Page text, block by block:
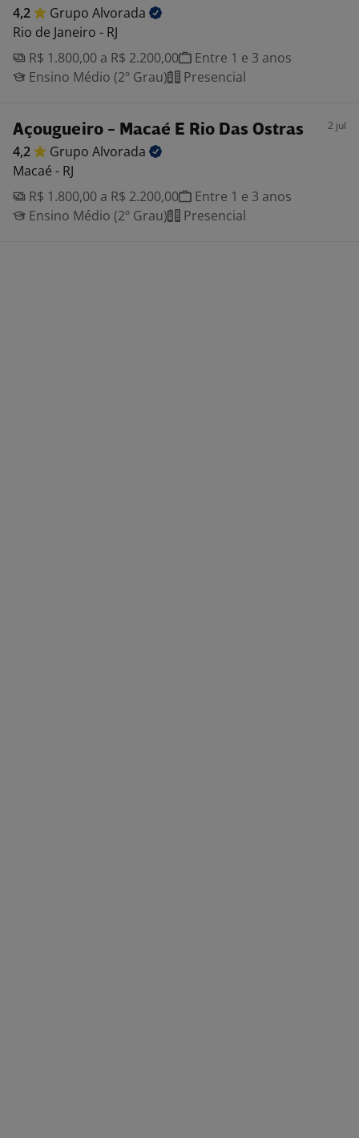
4,2 Grupo Alvorada
Rio de Janeiro - RJ
R$ 1.800,00 a R$ 2.200,00
Entre 1 e 3 anos
Ensino Médio (2º Grau)
Presencial
Açougueiro - Macaé E Rio Das Ostras 2 jul
4,2 Grupo Alvorada
Macaé - RJ
R$ 1.800,00 a R$ 2.200,00
Entre 1 e 3 anos
Ensino Médio (2º Grau)
Presencial